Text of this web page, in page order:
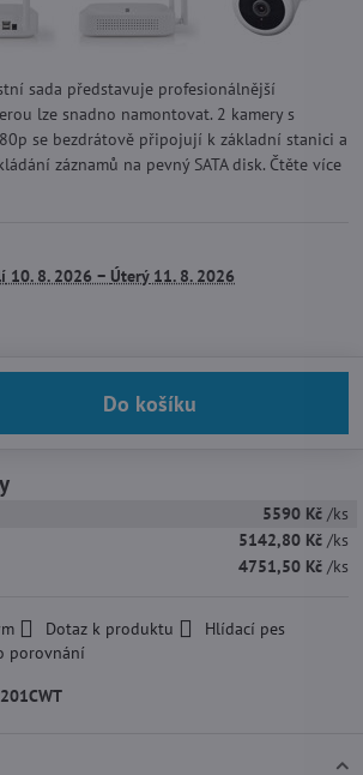
sada představuje profesionálnější
lze snadno namontovat. 2 kamery s
se bezdrátově připojují k základní stanici a
záznamů na pevný SATA disk. Čtěte více
10. 8. 2026 − Úterý11. 8. 2026
Do košíku
5590 Kč /ks
5142,80 Kč /ks
4751,50 Kč /ks
Dotaz k produktu Hlídací pes